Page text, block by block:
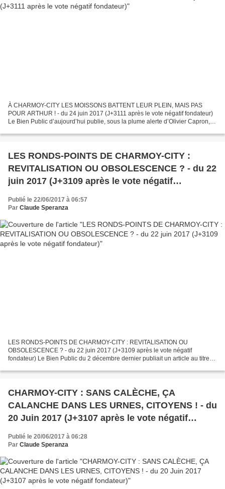
À CHARMOY-CITY LES MOISSONS BATTENT LEUR PLEIN, MAIS PAS
POUR ARTHUR ! - du 24 juin 2017 (J+3111 après le vote négatif fondateur)
Le Bien Public d’aujourd’hui publie, sous la plume alerte d’Olivier Capron,
LES RONDS-POINTS DE CHARMOY-CITY :
REVITALISATION OU OBSOLESCENCE ? - du 22
juin 2017 (J+3109 après le vote négatif
Publié le 22/06/2017 à 06:57
Par Claude Speranza
LES RONDS-POINTS DE CHARMOY-CITY : REVITALISATION OU
OBSOLESCENCE ? - du 22 juin 2017 (J+3109 après le vote négatif
fondateur) Le Bien Public du 2 décembre dernier publiait un article au titre
CHARMOY-CITY : SANS CALÈCHE, ÇA
CALANCHE DANS LES URNES, CITOYENS ! - du
20 Juin 2017 (J+3107 après le vote négatif
fondateur)
Publié le 20/06/2017 à 06:28
Par Claude Speranza